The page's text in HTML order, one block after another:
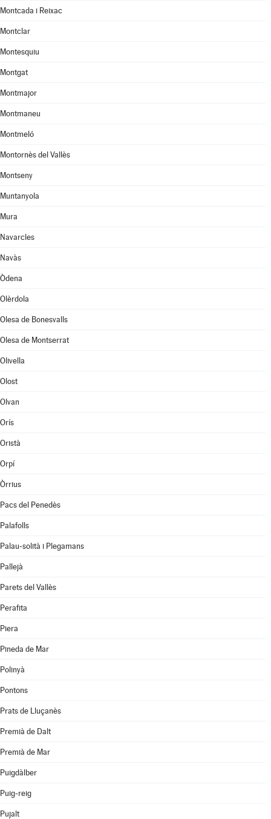
Montcada i Reixac
Montclar
Montesquiu
Montgat
Montmajor
Montmaneu
Montmeló
Montornès del Vallès
Montseny
Muntanyola
Mura
Navarcles
Navàs
Òdena
Olèrdola
Olesa de Bonesvalls
Olesa de Montserrat
Olivella
Olost
Olvan
Orís
Oristà
Orpí
Òrrius
Pacs del Penedès
Palafolls
Palau-solità i Plegamans
Pallejà
Parets del Vallès
Perafita
Piera
Pineda de Mar
Polinyà
Pontons
Prats de Lluçanès
Premià de Dalt
Premià de Mar
Puigdàlber
Puig-reig
Pujalt